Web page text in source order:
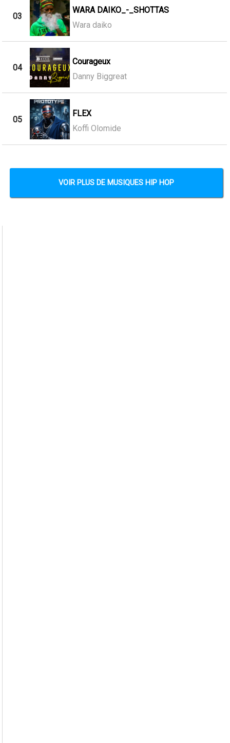
03
WARA DAIKO_-_SHOTTAS
Wara daiko
04
Courageux
Danny Biggreat
05
FLEX
Koffi Olomide
VOIR PLUS DE MUSIQUES HIP HOP